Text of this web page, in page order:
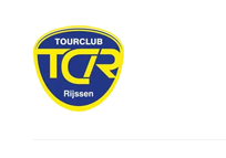
inhoud